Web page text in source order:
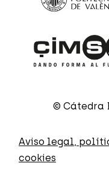
© Cátedra
Aviso legal,
cookies